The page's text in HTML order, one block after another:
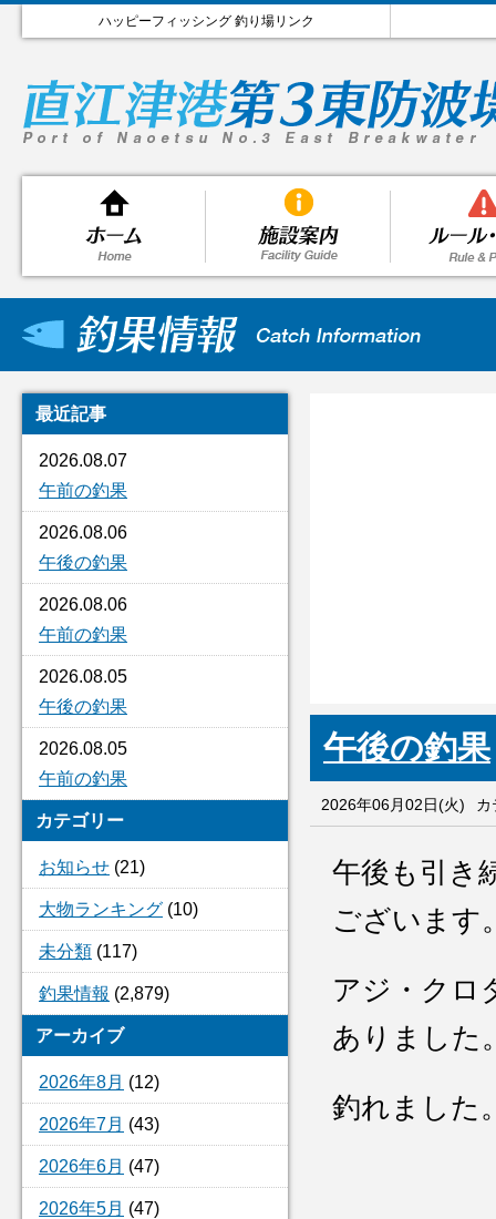
ハッピーフィッシング 釣り場リンク
最近記事
2026.08.07
午前の釣果
2026.08.06
午後の釣果
2026.08.06
午前の釣果
2026.08.05
午後の釣果
2026.08.05
午前の釣果
カテゴリー
お知らせ (21)
大物ランキング (10)
未分類 (117)
釣果情報 (2,879)
アーカイブ
2026年8月 (12)
2026年7月 (43)
2026年6月 (47)
2026年5月 (47)
午後の釣果
2026年06月02日(火) カ
午後も引き
ございます
アジ・クロ
ありました
釣れました